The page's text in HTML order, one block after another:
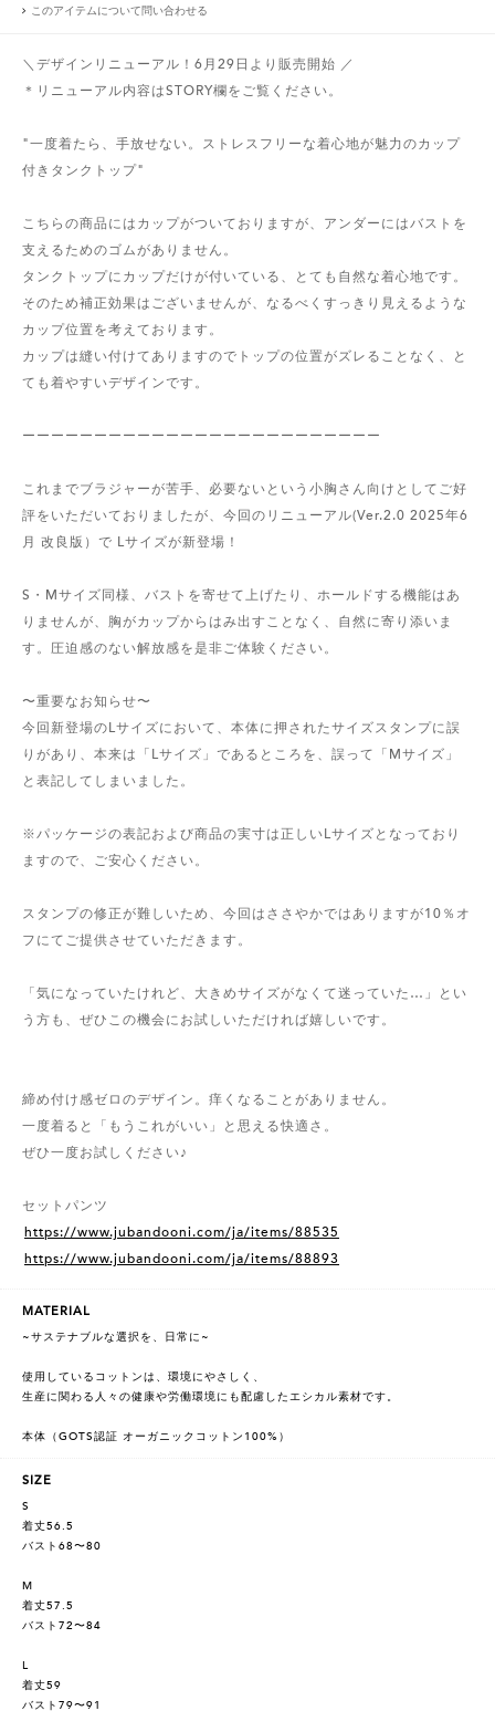
このアイテムについて問い合わせる
＼デザインリニューアル！6月29日より販売開始 ／
＊リニューアル内容はSTORY欄をご覧ください。
"一度着たら、手放せない。ストレスフリーな着心地が魅力のカップ
付きタンクトップ"
こちらの商品にはカップがついておりますが、アンダーにはバストを
支えるためのゴムがありません。
タンクトップにカップだけが付いている、とても自然な着心地です。
そのため補正効果はございませんが、なるべくすっきり見えるような
カップ位置を考えております。
カップは縫い付けてありますのでトップの位置がズレることなく、と
ても着やすいデザインです。
ーーーーーーーーーーーーーーーーーーーーーーーーー
これまでブラジャーが苦手、必要ないという小胸さん向けとしてご好
評をいただいておりましたが、今回のリニューアル(Ver.2.0 2025年6
月 改良版）で Lサイズが新登場！
S・Mサイズ同様、バストを寄せて上げたり、ホールドする機能はあ
りませんが、胸がカップからはみ出すことなく、自然に寄り添いま
す。圧迫感のない解放感を是非ご体験ください。
〜重要なお知らせ〜
今回新登場のLサイズにおいて、本体に押されたサイズスタンプに誤
りがあり、本来は「Lサイズ」であるところを、誤って「Mサイズ」
と表記してしまいました。
※パッケージの表記および商品の実寸は正しいLサイズとなっており
ますので、ご安心ください。
スタンプの修正が難しいため、今回はささやかではありますが10％オ
フにてご提供させていただきます。
「気になっていたけれど、大きめサイズがなくて迷っていた…」とい
う方も、ぜひこの機会にお試しいただければ嬉しいです。
締め付け感ゼロのデザイン。痒くなることがありません。
一度着ると「もうこれがいい」と思える快適さ。
ぜひ一度お試しください♪
セットパンツ
https://www.jubandooni.com/ja/items/88535
https://www.jubandooni.com/ja/items/88893
MATERIAL
~サステナブルな選択を、日常に~
使用しているコットンは、環境にやさしく、
生産に関わる人々の健康や労働環境にも配慮したエシカル素材です。
本体（GOTS認証 オーガニックコットン100%）
SIZE
S
着丈56.5
バスト68〜80
M
着丈57.5
バスト72〜84
L
着丈59
バスト79〜91